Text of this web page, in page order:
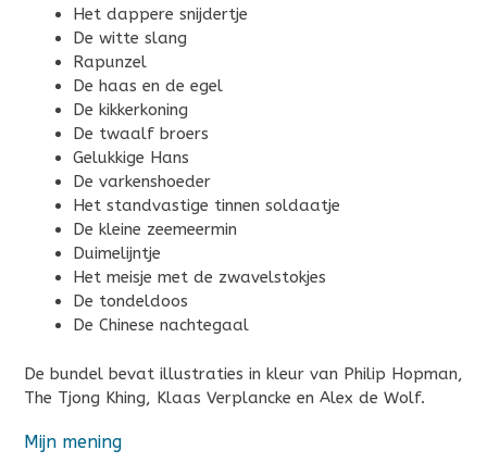
Het dappere snijdertje
De witte slang
Rapunzel
De haas en de egel
De kikkerkoning
De twaalf broers
Gelukkige Hans
De varkenshoeder
Het standvastige tinnen soldaatje
De kleine zeemeermin
Duimelijntje
Het meisje met de zwavelstokjes
De tondeldoos
De Chinese nachtegaal
De bundel bevat illustraties in kleur van Philip Hopman,
The Tjong Khing, Klaas Verplancke en Alex de Wolf.
Mijn mening